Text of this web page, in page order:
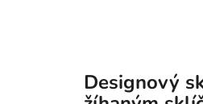
Designový